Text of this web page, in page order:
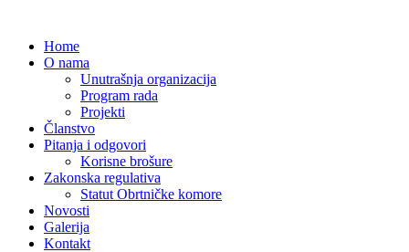
Home
O nama
Unutrašnja organizacija
Program rada
Projekti
Članstvo
Pitanja i odgovori
Korisne brošure
Zakonska regulativa
Statut Obrtničke komore
Novosti
Galerija
Kontakt